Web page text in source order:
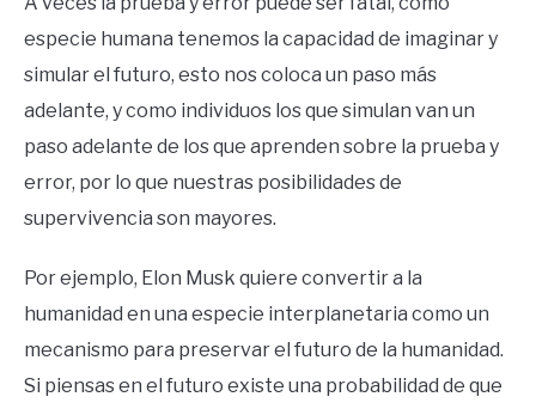
especie humana tenemos la capacidad de imaginar y
simular el futuro, esto nos coloca un paso más
adelante, y como individuos los que simulan van un
paso adelante de los que aprenden sobre la prueba y
error, por lo que nuestras posibilidades de
supervivencia son mayores.
Por ejemplo, Elon Musk quiere convertir a la
humanidad en una especie interplanetaria como un
mecanismo para preservar el futuro de la humanidad.
Si piensas en el futuro existe una probabilidad de que